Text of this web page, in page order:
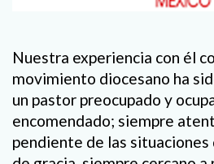
Nuestra experiencia con él
movimiento diocesano ha
un pastor preocupado y
encomendado; siempre
pendiente de las